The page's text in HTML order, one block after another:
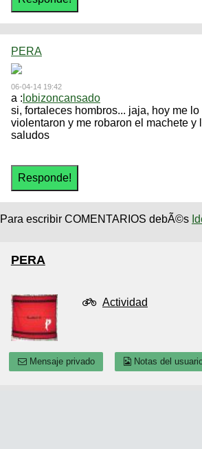
PERA
06-04-14 19:42
a : lobizoncansado
si, fortaleces hombros... jaja, hoy me lo
violentaron y me robaron el machete y
saludos
Para escribir COMENTARIOS debÃ©s
PERA
Actividad
Mensaje privado Notas del